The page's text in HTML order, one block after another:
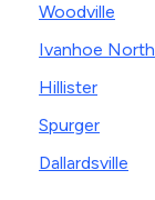
Woodville
Ivanhoe North
Hillister
Spurger
Dallardsville